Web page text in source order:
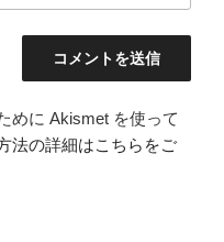
めに Akismet を使って
法の詳細はこちらをご